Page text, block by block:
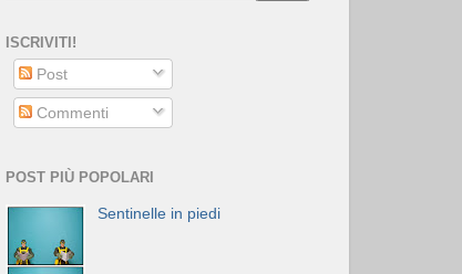
ISCRIVITI!
Post
Commenti
POST PIÙ POPOLARI
Sentinelle in piedi